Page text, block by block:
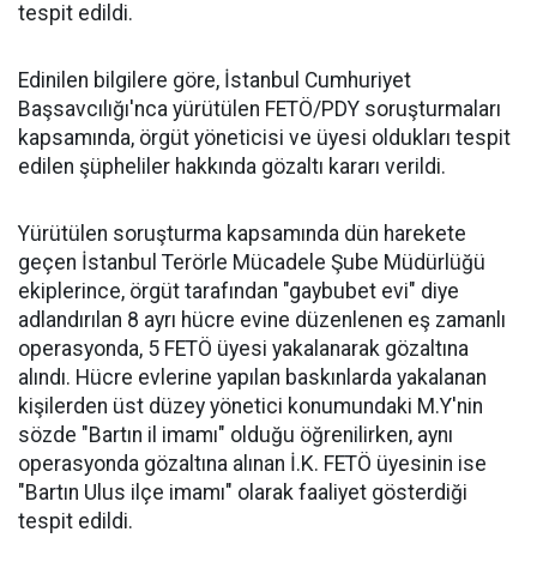
tespit edildi.
Edinilen bilgilere göre, İstanbul Cumhuriyet
Başsavcılığı'nca yürütülen FETÖ/PDY soruşturmaları
kapsamında, örgüt yöneticisi ve üyesi oldukları tespit
edilen şüpheliler hakkında gözaltı kararı verildi.
Yürütülen soruşturma kapsamında dün harekete
geçen İstanbul Terörle Mücadele Şube Müdürlüğü
ekiplerince, örgüt tarafından "gaybubet evi" diye
adlandırılan 8 ayrı hücre evine düzenlenen eş zamanlı
operasyonda, 5 FETÖ üyesi yakalanarak gözaltına
alındı. Hücre evlerine yapılan baskınlarda yakalanan
kişilerden üst düzey yönetici konumundaki M.Y'nin
sözde "Bartın il imamı" olduğu öğrenilirken, aynı
operasyonda gözaltına alınan İ.K. FETÖ üyesinin ise
"Bartın Ulus ilçe imamı" olarak faaliyet gösterdiği
tespit edildi.